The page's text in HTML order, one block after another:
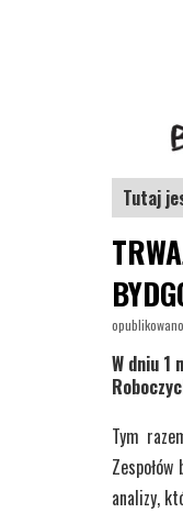
Tutaj
W dniu 1
Tym
analizy,